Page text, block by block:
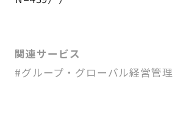
関連サービス
#グループ・グローバル経営管理